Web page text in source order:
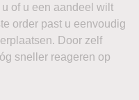
of u een aandeel wilt
order past u eenvoudig
Door zelf
sneller reageren op